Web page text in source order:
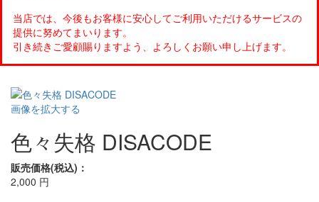
当店では、今後もお客様に安心してご利用いただけるサービスの
提供に努めてまいります。
引き続きご愛顧賜りますよう、よろしくお願い申し上げます。
画像を拡大する
色々失格 DISACODE
販売価格(税込)：
2,000 円